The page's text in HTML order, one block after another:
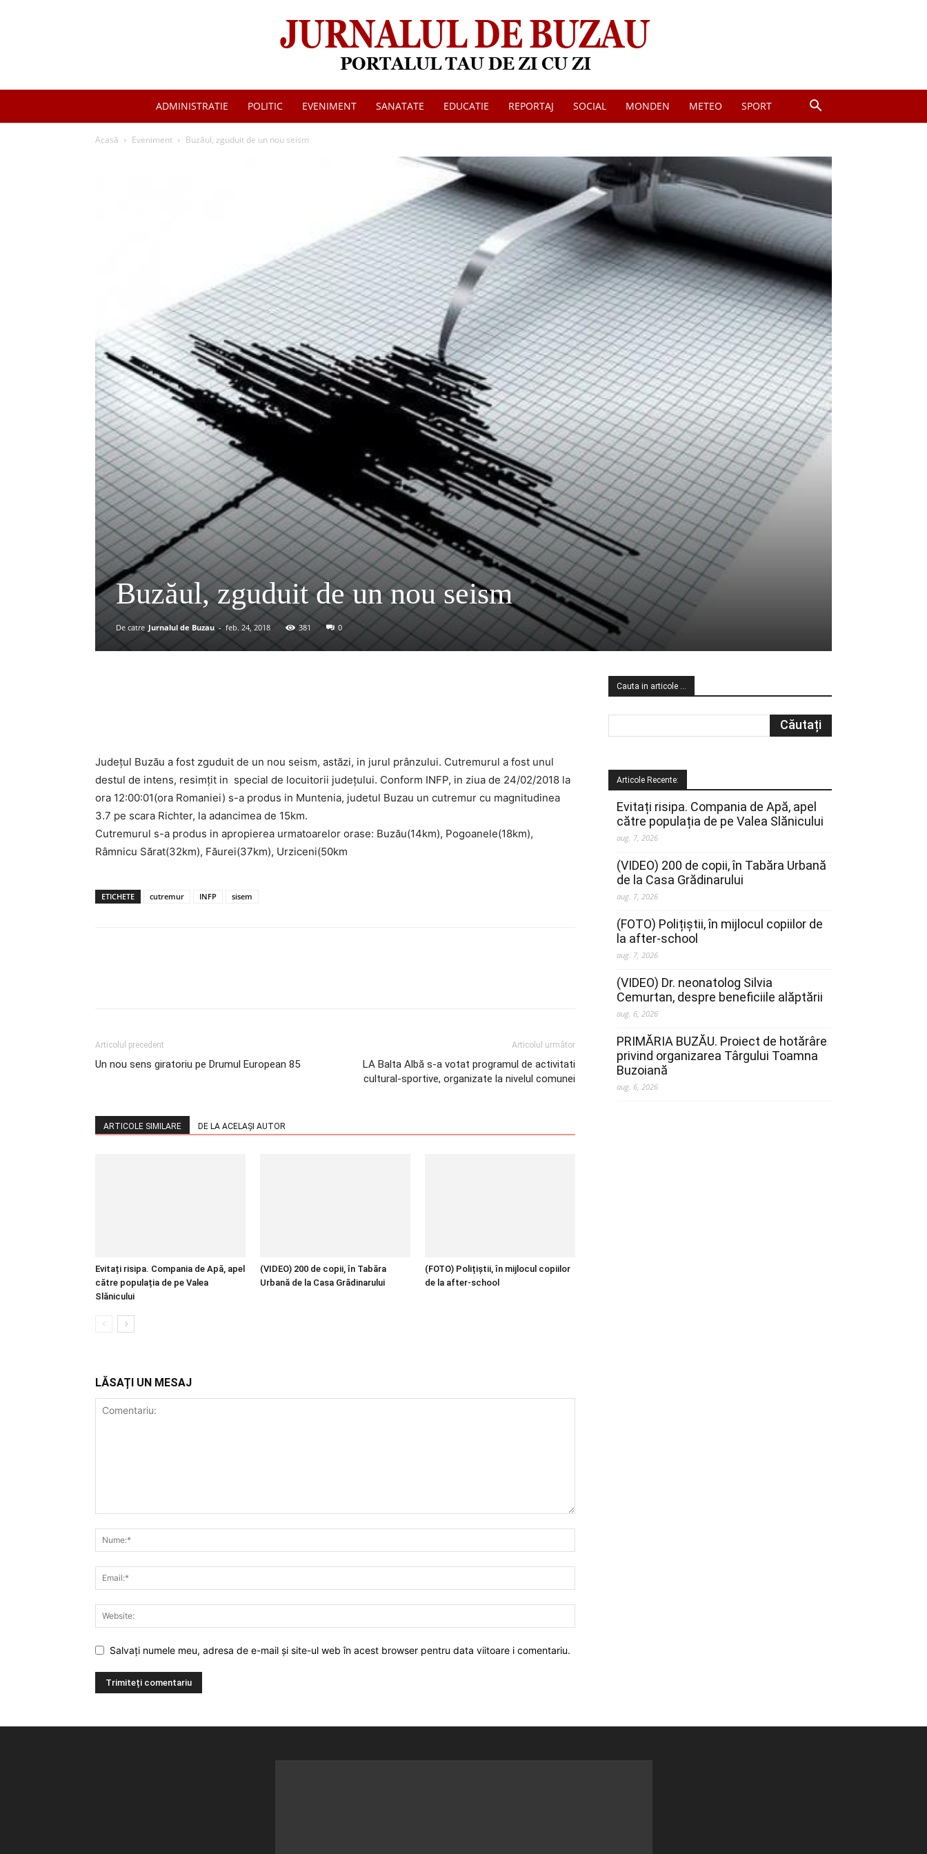
Jurnalul
de
Buzau
ADMINISTRATIE POLITIC EVENIMENT SANATATE EDUCATIE REPORTAJ SOCIAL MONDEN METEO SPORT
Acasă Eveniment Buzăul, zguduit de un nou seism
Buzăul, zguduit de un nou seism
De catre Jurnalul de Buzau - feb. 24, 2018 381 0
Județul Buzău a fost zguduit de un nou seism, astăzi, in jurul prânzului. Cutremurul a fost unul
destul de intens, resimțit in special de locuitorii județului. Conform INFP, in ziua de 24/02/2018 la
ora 12:00:01(ora Romaniei) s-a produs in Muntenia, judetul Buzau un cutremur cu magnitudinea
3.7 pe scara Richter, la adancimea de 15km.
Cutremurul s-a produs in apropierea urmatoarelor orase: Buzău(14km), Pogoanele(18km),
Râmnicu Sărat(32km), Făurei(37km), Urziceni(50km
ETICHETE cutremur INFP sisem
Articolul precedent
Un nou sens giratoriu pe Drumul European 85
Articolul următor
LA Balta Albă s-a votat programul de activitati
cultural-sportive, organizate la nivelul comunei
ARTICOLE SIMILARE DE LA ACELAȘI AUTOR
Evitați risipa. Compania de Apă, apel
către populația de pe Valea
Slănicului
(VIDEO) 200 de copii, în Tabăra
Urbană de la Casa Grădinarului
(FOTO) Polițiștii, în mijlocul copiilor
de la after-school
LĂSAȚI UN MESAJ
Salvați numele meu, adresa de e-mail și site-ul web în acest browser pentru data viitoare i comentariu.
Cauta in articole …
Articole Recente:
Evitați risipa. Compania de Apă, apel
către populația de pe Valea Slănicului
aug. 7, 2026
(VIDEO) 200 de copii, în Tabăra Urbană
de la Casa Grădinarului
aug. 7, 2026
(FOTO) Polițiștii, în mijlocul copiilor de
la after-school
aug. 7, 2026
(VIDEO) Dr. neonatolog Silvia
Cemurtan, despre beneficiile alăptării
aug. 6, 2026
PRIMĂRIA BUZĂU. Proiect de hotărâre
privind organizarea Târgului Toamna
Buzoiană
aug. 6, 2026